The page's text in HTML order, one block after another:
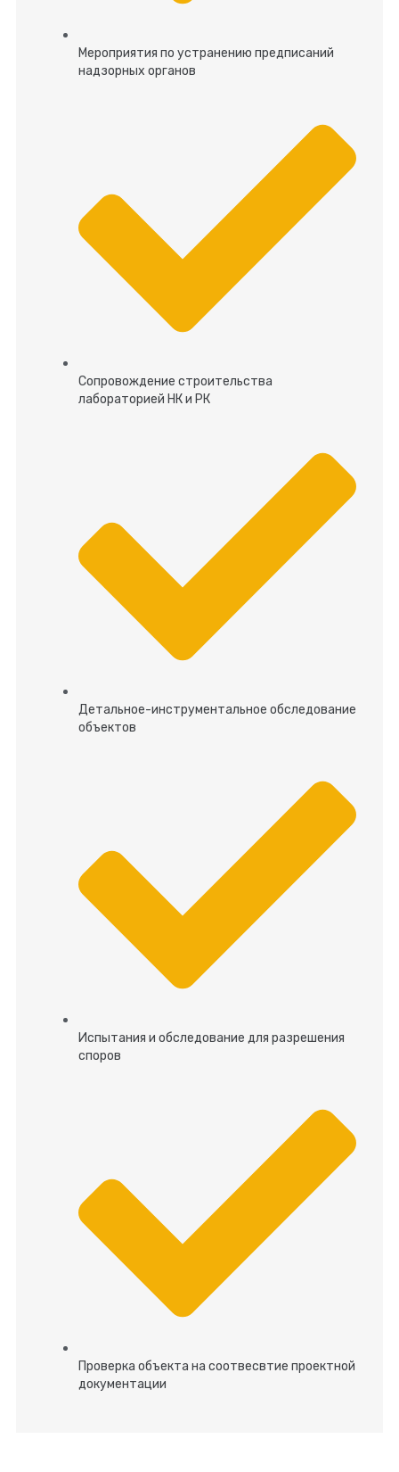
Мероприятия по устранению предписаний
надзорных органов
Сопровождение строительства
лабораторией НК и РК
Детальное-инструментальное обследование
объектов
Испытания и обследование для разрешения
споров
Проверка объекта на соотвесвтие проектной
документации